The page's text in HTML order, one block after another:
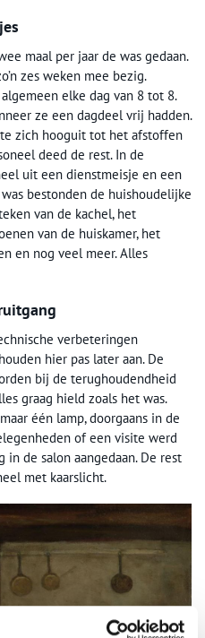
maal per jaar de was gedaan.
zes weken mee bezig.
elke dag van 8 tot 8.
ze een dagdeel vrij hadden.
zich hooguit tot het afstoffen
deed de rest. In de
uit een dienstmeisje en een
bestonden de huishoudelijke
van de kachel, het
van de huiskamer, het
en nog veel meer. Alles
verbeteringen
hier pas later aan. De
bij de terughoudendheid
graag hield zoals het was.
één lamp, doorgaans in de
of een visite werd
de salon aangedaan. De rest
met kaarslicht.